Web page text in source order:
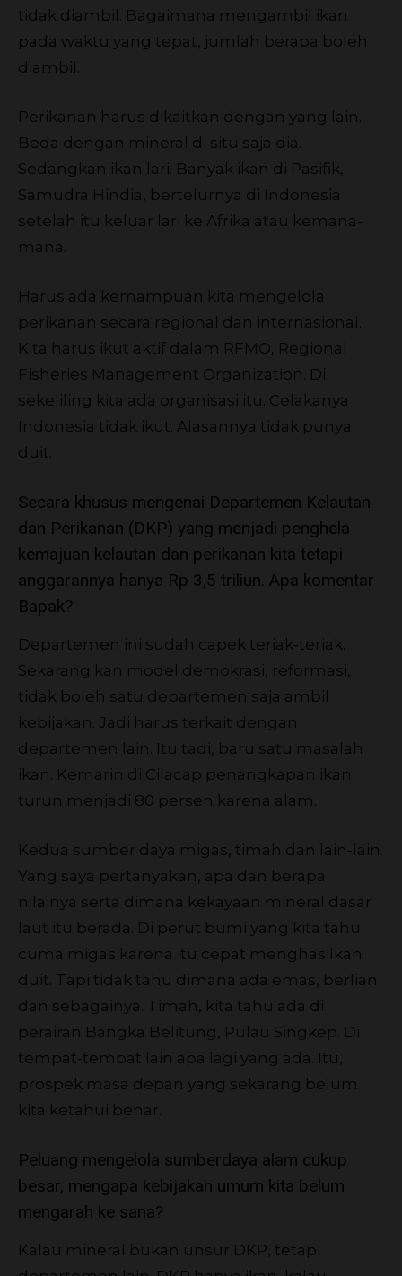
tidak diambil. Bagaimana mengambil ikan
pada waktu yang tepat, jumlah berapa boleh
diambil.
Perikanan harus dikaitkan dengan yang lain.
Beda dengan mineral di situ saja dia.
Sedangkan ikan lari. Banyak ikan di Pasifik,
Samudra Hindia, bertelurnya di Indonesia
setelah itu keluar lari ke Afrika atau kemana-
mana.
Harus ada kemampuan kita mengelola
perikanan secara regional dan internasional.
Kita harus ikut aktif dalam RFMO, Regional
Fisheries Management Organization. Di
sekeliling kita ada organisasi itu. Celakanya
Indonesia tidak ikut. Alasannya tidak punya
duit.
Secara khusus mengenai Departemen Kelautan
dan Perikanan (DKP) yang menjadi penghela
kemajuan kelautan dan perikanan kita tetapi
anggarannya hanya Rp 3,5 triliun. Apa komentar
Bapak?
Departemen ini sudah capek teriak-teriak.
Sekarang kan model demokrasi, reformasi,
tidak boleh satu departemen saja ambil
kebijakan. Jadi harus terkait dengan
departemen lain. Itu tadi, baru satu masalah
ikan. Kemarin di Cilacap penangkapan ikan
turun menjadi 80 persen karena alam.
Kedua sumber daya migas, timah dan lain-lain.
Yang saya pertanyakan, apa dan berapa
nilainya serta dimana kekayaan mineral dasar
laut itu berada. Di perut bumi yang kita tahu
cuma migas karena itu cepat menghasilkan
duit. Tapi tidak tahu dimana ada emas, berlian
dan sebagainya. Timah, kita tahu ada di
perairan Bangka Belitung, Pulau Singkep. Di
tempat-tempat lain apa lagi yang ada. Itu,
prospek masa depan yang sekarang belum
kita ketahui benar.
Peluang mengelola sumberdaya alam cukup
besar, mengapa kebijakan umum kita belum
mengarah ke sana?
Kalau mineral bukan unsur DKP, tetapi